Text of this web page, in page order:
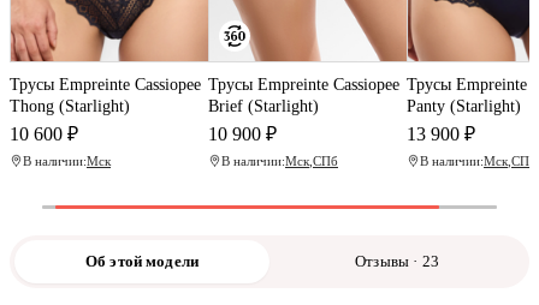
Трусы Empreinte Cassiopee
Thong (Starlight)
10 600 ₽
В наличии:Мск
Трусы Empreinte Cassiopee
Brief (Starlight)
10 900 ₽
В наличии:Мск СПб
Трусы Empreinte
Panty (Starlight)
13 900 ₽
В наличии:Мск СПб
Об этой модели Отзывы · 23